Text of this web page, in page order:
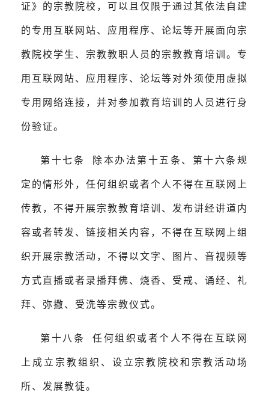
证》的宗教院校，可以且仅限于通过其依法自建
的专用互联网站、应用程序、论坛等开展面向宗
教院校学生、宗教教职人员的宗教教育培训。专
用互联网站、应用程序、论坛等对外须使用虚拟
专用网络连接，并对参加教育培训的人员进行身
份验证。
第十七条 除本办法第十五条、第十六条规
定的情形外，任何组织或者个人不得在互联网上
传教，不得开展宗教教育培训、发布讲经讲道内
容或者转发、链接相关内容，不得在互联网上组
织开展宗教活动，不得以文字、图片、音视频等
方式直播或者录播拜佛、烧香、受戒、诵经、礼
拜、弥撒、受洗等宗教仪式。
第十八条 任何组织或者个人不得在互联网
上成立宗教组织、设立宗教院校和宗教活动场
所、发展教徒。